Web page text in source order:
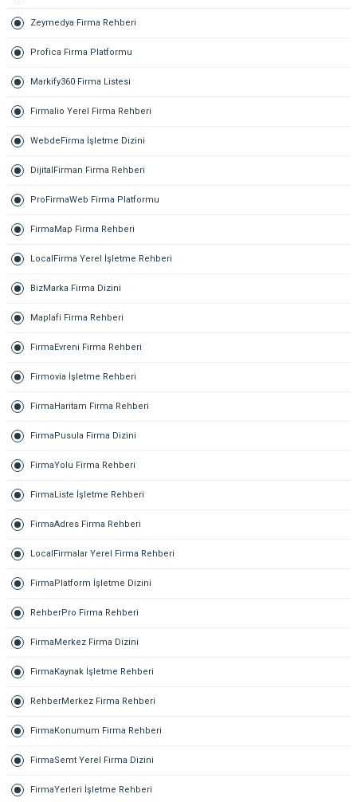
Zeymedya Firma Rehberi
Profica Firma Platformu
Markify360 Firma Listesi
Firmalio Yerel Firma Rehberi
WebdeFirma İşletme Dizini
DijitalFirman Firma Rehberi
ProFirmaWeb Firma Platformu
FirmaMap Firma Rehberi
LocalFirma Yerel İşletme Rehberi
BizMarka Firma Dizini
Maplafi Firma Rehberi
FirmaEvreni Firma Rehberi
Firmovia İşletme Rehberi
FirmaHaritam Firma Rehberi
FirmaPusula Firma Dizini
FirmaYolu Firma Rehberi
FirmaListe İşletme Rehberi
FirmaAdres Firma Rehberi
LocalFirmalar Yerel Firma Rehberi
FirmaPlatform İşletme Dizini
RehberPro Firma Rehberi
FirmaMerkez Firma Dizini
FirmaKaynak İşletme Rehberi
RehberMerkez Firma Rehberi
FirmaKonumum Firma Rehberi
FirmaSemt Yerel Firma Dizini
FirmaYerleri İşletme Rehberi